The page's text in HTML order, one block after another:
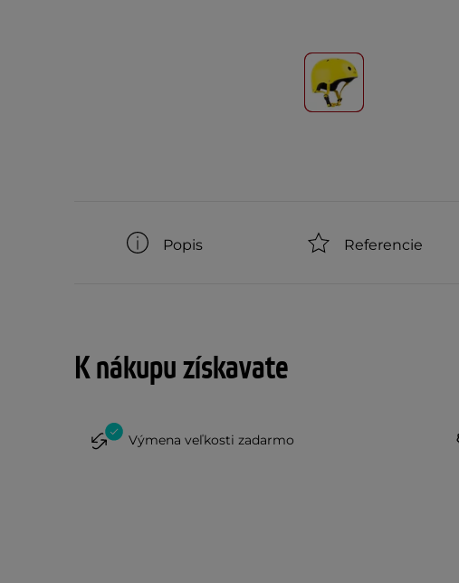
Popis Referencie
K nákupu získavate
Výmena veľkosti zadarmo